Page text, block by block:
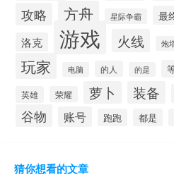
攻略 方舟 星际争霸 最
洛克 游戏 火线 炮
玩家 电脑 的人 的是
英雄 荣耀 萝卜 装备
谷物 账号 跑跑 都是
猜你想看的文章